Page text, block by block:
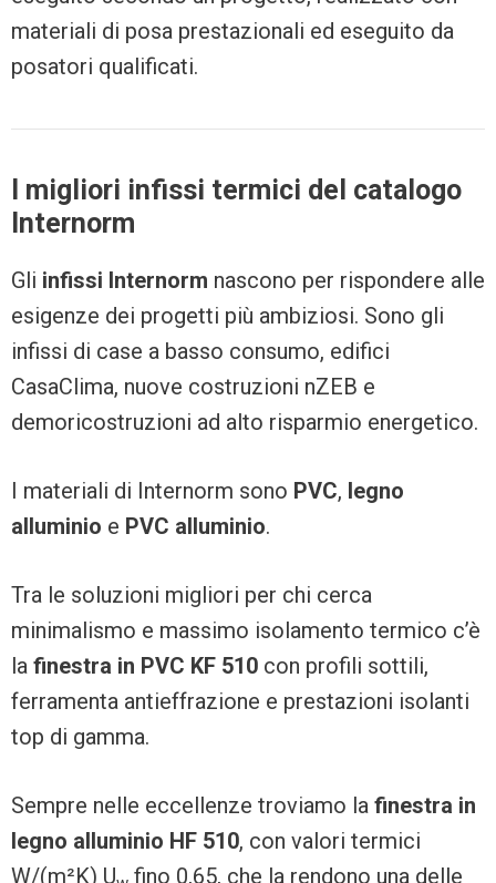
materiali di posa prestazionali ed eseguito da
posatori qualificati.
I migliori infissi termici del catalogo
Internorm
Gli infissi Internorm nascono per rispondere alle
esigenze dei progetti più ambiziosi. Sono gli
infissi di case a basso consumo, edifici
CasaClima, nuove costruzioni nZEB e
demoricostruzioni ad alto risparmio energetico.
I materiali di Internorm sono PVC, legno
alluminio e PVC alluminio.
Tra le soluzioni migliori per chi cerca
minimalismo e massimo isolamento termico c’è
la finestra in PVC KF 510 con profili sottili,
ferramenta antieffrazione e prestazioni isolanti
top di gamma.
Sempre nelle eccellenze troviamo la finestra in
legno alluminio HF 510, con valori termici
W/(m²K) U
fino 0,65, che la rendono una delle